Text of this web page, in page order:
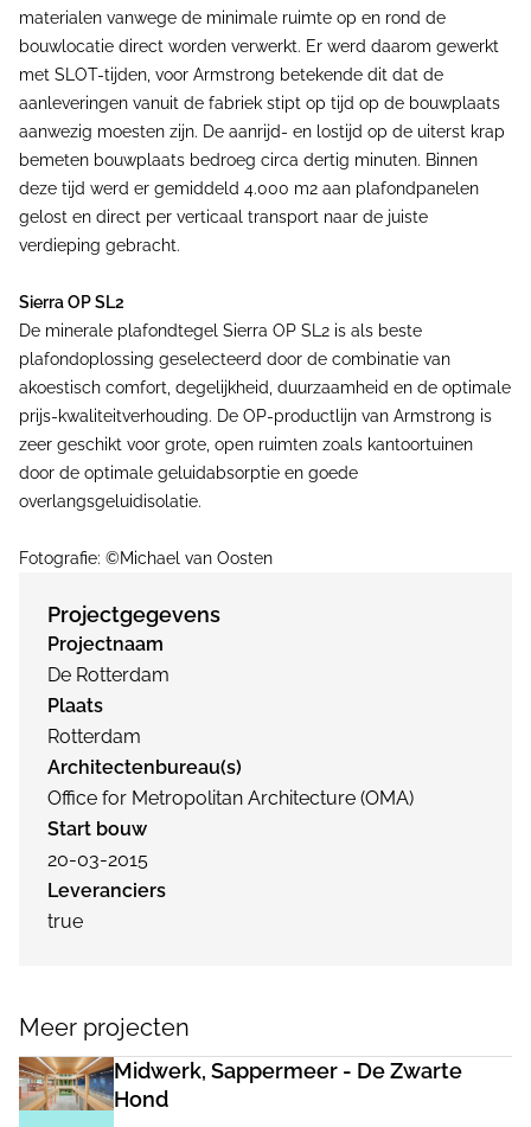
materialen vanwege de minimale ruimte op en rond de
bouwlocatie direct worden verwerkt. Er werd daarom gewerkt
met SLOT-tijden, voor Armstrong betekende dit dat de
aanleveringen vanuit de fabriek stipt op tijd op de bouwplaats
aanwezig moesten zijn. De aanrijd- en lostijd op de uiterst krap
bemeten bouwplaats bedroeg circa dertig minuten. Binnen
deze tijd werd er gemiddeld 4.000 m2 aan plafondpanelen
gelost en direct per verticaal transport naar de juiste
verdieping gebracht.
Sierra OP SL2
De minerale plafondtegel Sierra OP SL2 is als beste
plafondoplossing geselecteerd door de combinatie van
akoestisch comfort, degelijkheid, duurzaamheid en de optimale
prijs-kwaliteitverhouding. De OP-productlijn van Armstrong is
zeer geschikt voor grote, open ruimten zoals kantoortuinen
door de optimale geluidabsorptie en goede
overlangsgeluidisolatie.
Fotografie: ©Michael van Oosten
Projectgegevens
Projectnaam
De Rotterdam
Plaats
Rotterdam
Architectenbureau(s)
Office for Metropolitan Architecture (OMA)
Start bouw
20-03-2015
Leveranciers
true
Meer projecten
Midwerk, Sappermeer - De Zwarte
Hond